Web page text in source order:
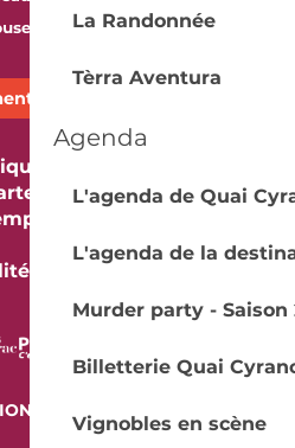
La Randonnée
Tèrra Aventura
Agenda
L'agenda de Quai
L'agenda de la
Murder party - Saison
Billetterie Quai
Vignobles en scène
venir ?
& stage
DES COOKIES
-
RGAA